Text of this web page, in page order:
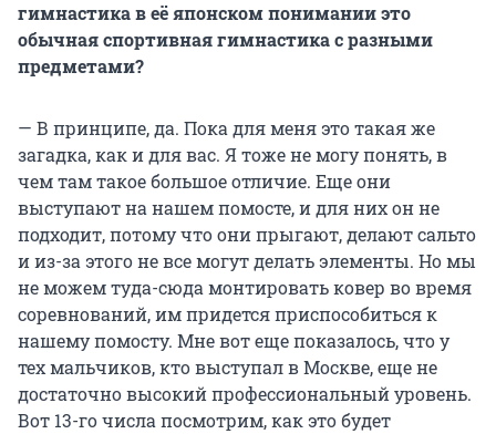
гимнастика в её японском понимании это
обычная спортивная гимнастика с разными
предметами?
— В принципе, да. Пока для меня это такая же
загадка, как и для вас. Я тоже не могу понять, в
чем там такое большое отличие. Еще они
выступают на нашем помосте, и для них он не
подходит, потому что они прыгают, делают сальто
и из-за этого не все могут делать элементы. Но мы
не можем туда-сюда монтировать ковер во время
соревнований, им придется приспособиться к
нашему помосту. Мне вот еще показалось, что у
тех мальчиков, кто выступал в Москве, еще не
достаточно высокий профессиональный уровень.
Вот 13-го числа посмотрим, как это будет